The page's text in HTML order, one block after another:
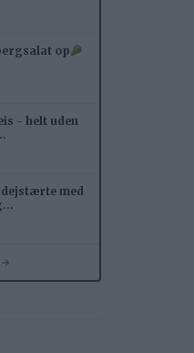
op
- helt uden
med